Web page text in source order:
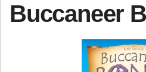
Buccaneer